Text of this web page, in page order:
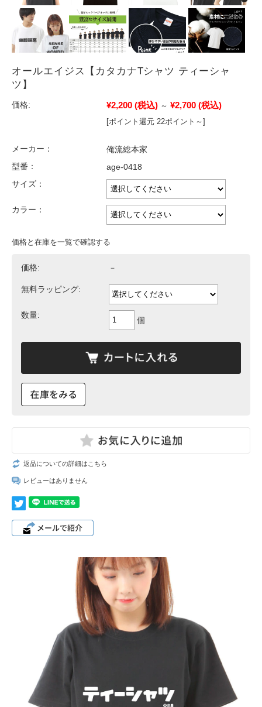
オールエイジス【カタカナTシャツ ティーシャ
ツ】
価格: ¥2,200 (税込) ～ ¥2,700 (税込)
[ポイント還元 22ポイント～]
メーカー：
俺流総本家
型番：
age-0418
サイズ：
カラー：
価格と在庫を一覧で確認する
価格: －
無料ラッピング:
数量:
個
返品についての詳細はこちら
レビューはありません